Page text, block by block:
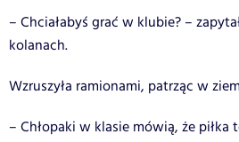
– Chciałabyś grać w klubie? –
kolanach.
Wzruszyła ramionami, patrząc w
– Chłopaki w klasie mówią, że